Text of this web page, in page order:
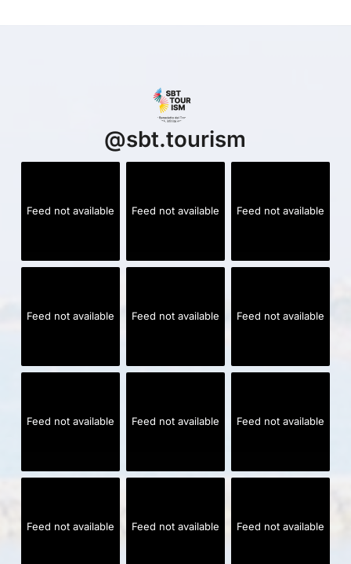
@sbt.tourism
Feed not available Feed not available Feed not available
Feed not available Feed not available Feed not available
Feed not available Feed not available Feed not available
Feed not available Feed not available Feed not available